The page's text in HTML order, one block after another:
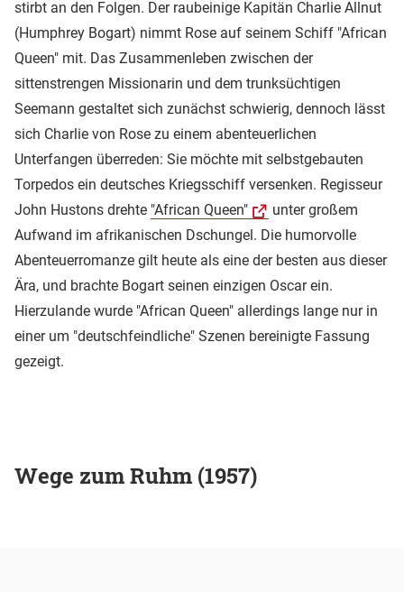
stirbt an den Folgen. Der raubeinige Kapitän Charlie Allnut
(Humphrey Bogart) nimmt Rose auf seinem Schiff "African
Queen" mit. Das Zusammenleben zwischen der
sittenstrengen Missionarin und dem trunksüchtigen
Seemann gestaltet sich zunächst schwierig, dennoch lässt
sich Charlie von Rose zu einem abenteuerlichen
Unterfangen überreden: Sie möchte mit selbstgebauten
Torpedos ein deutsches Kriegsschiff versenken. Regisseur
John Hustons drehte "African Queen"
unter großem
Aufwand im afrikanischen Dschungel. Die humorvolle
Abenteuerromanze gilt heute als eine der besten aus dieser
Ära, und brachte Bogart seinen einzigen Oscar ein.
Hierzulande wurde "African Queen" allerdings lange nur in
einer um "deutschfeindliche" Szenen bereinigte Fassung
gezeigt.
Wege zum Ruhm (1957)